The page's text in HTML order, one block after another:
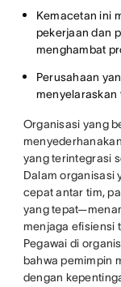
Kemacetan ini
pekerjaan dan
menghambat
Perusahaan
menyelaraskan
Organisasi yang
yang terintegrasi
Dalam organisasi
cepat antar tim,
yang
menjaga efisiensi
Pegawai di
bahwa pemimpin
dengan